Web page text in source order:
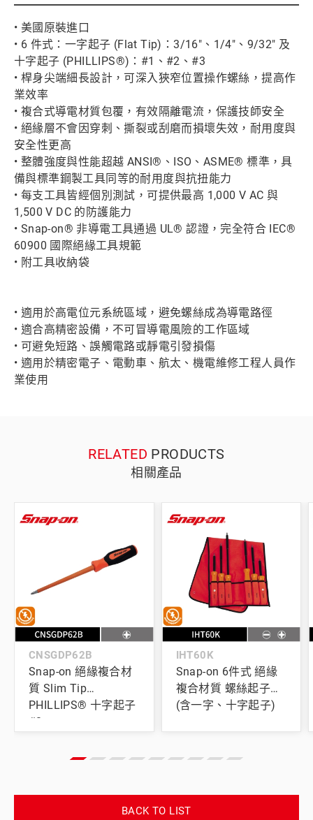
• 美國原裝進口
• 6 件式：一字起子 (Flat Tip)：3/16"、1/4"、9/32" 及
十字起子 (PHILLIPS®)：#1、#2、#3
• 桿身尖端細長設計，可深入狹窄位置操作螺絲，提高作
業效率
• 複合式導電材質包覆，有效隔離電流，保護技師安全
• 絕緣層不會因穿刺、撕裂或刮磨而損壞失效，耐用度與
安全性更高
• 整體強度與性能超越 ANSI®、ISO、ASME® 標準，具
備與標準鋼製工具同等的耐用度與抗扭能力
• 每支工具皆經個別測試，可提供最高 1,000 V AC 與
1,500 V DC 的防護能力
• Snap-on® 非導電工具通過 UL® 認證，完全符合 IEC®
60900 國際絕緣工具規範
• 附工具收納袋
• 適用於高電位元系統區域，避免螺絲成為導電路徑
• 適合高精密設備，不可冒導電風險的工作區域
• 可避免短路、誤觸電路或靜電引發損傷
• 適用於精密電子、電動車、航太、機電維修工程人員作
業使用
RELATED PRODUCTS
相關產品
CNSGDP62B
Snap-on 絕緣複合材
質 Slim Tip
PHILLIPS® 十字起子
#2
IHT60K
Snap-on 6件式 絕緣
複合材質 螺絲起子組
(含一字、十字起子)
BACK TO LIST